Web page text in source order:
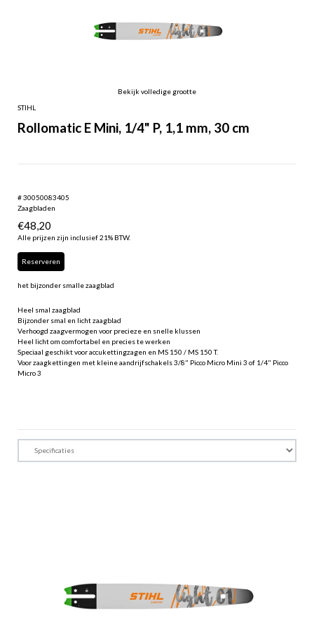
Bekijk volledige grootte
STIHL
Rollomatic E Mini, 1/4" P, 1,1 mm, 30 cm
# 30050083405
Zaagbladen
€48,20
Alle prijzen zijn inclusief 21% BTW.
Reserveren
het bijzonder smalle zaagblad
Heel smal zaagblad
Bijzonder smal en licht zaagblad
Verhoogd zaagvermogen voor precieze en snelle klussen
Heel licht om comfortabel en precies te werken
Speciaal geschikt voor accukettingzagen en MS 150 / MS 150 T.
Voor zaagkettingen met kleine aandrijfschakels 3/8" Picco Micro Mini 3 of 1/4" Picco
Micro 3